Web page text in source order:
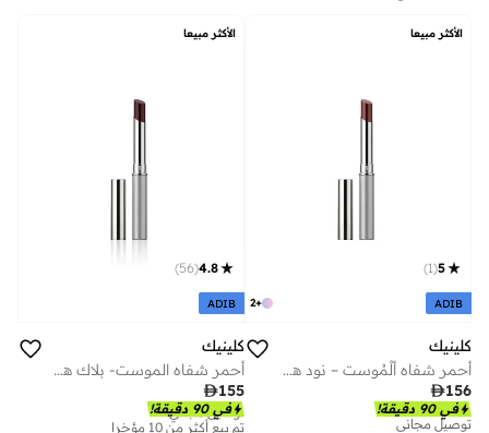
الأكثر مبيعا
+
2
5
(
1
)
ADIB
كلينيك
أحمر شفاه ألْمُوست – نود هوني
156
في 90 دقيقة!
توصيل مجاني
الأكثر مبيعا
4.8
(
56
)
ADIB
كلينيك
أحمر شفاه الموست- بلاك هني
155
في 90 دقيقة!
توصيل مجاني
تم بيع أكثر من 10 مؤخرا